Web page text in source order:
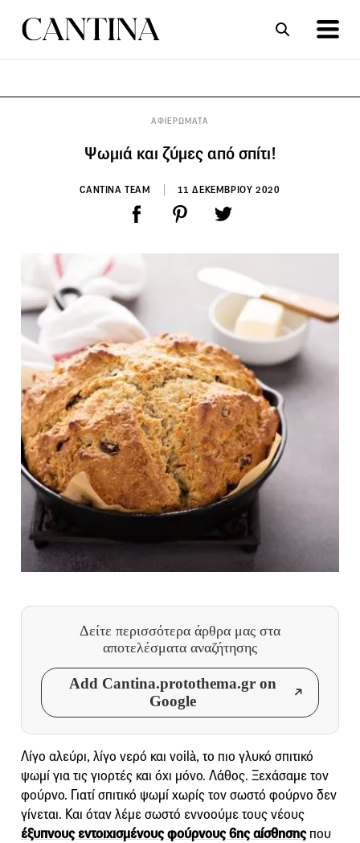
ΑΦΙΕΡΩΜΑΤΑ
Ψωμιά και ζύμες από σπίτι!
CANTINA TEAM 11 ΔΕΚΕΜΒΡΙΟΥ 2020
Δείτε περισσότερα άρθρα μας στα
αποτελέσματα αναζήτησης
Add Cantina.protothema.gr on
Google
Λίγο αλεύρι, λίγο νερό και voilà, το πιο γλυκό σπιτικό
ψωμί για τις γιορτές και όχι μόνο. Λάθος. Ξεχάσαμε τον
φούρνο. Γιατί σπιτικό ψωμί χωρίς τον σωστό φούρνο δεν
γίνεται. Και όταν λέμε σωστό εννοούμε τους νέους
έξυπνους εντοιχισμένους φούρνους 6ης αίσθησηςπου